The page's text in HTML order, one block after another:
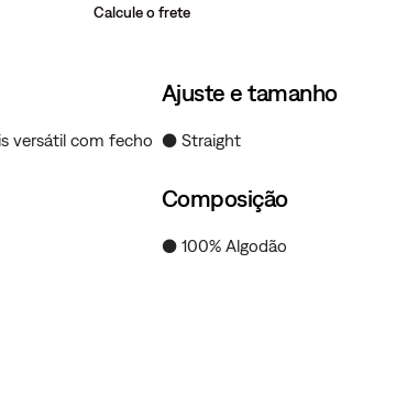
Calcule o frete
versátil com fecho
Ajuste e tamanho
● Straight
Composição
● 100% Algodão